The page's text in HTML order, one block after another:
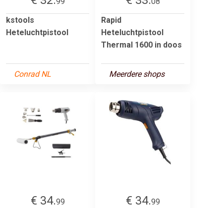
kstools
Heteluchtpistool
Conrad NL
Rapid
Heteluchtpistool
Thermal 1600 in doos
Meerdere shops
€ 34.99
€ 34.99